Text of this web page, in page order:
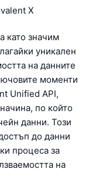
X
като значим
уникален
на данните
моменти
Unified API,
по който
данни. Този
до данни
процеса за
на